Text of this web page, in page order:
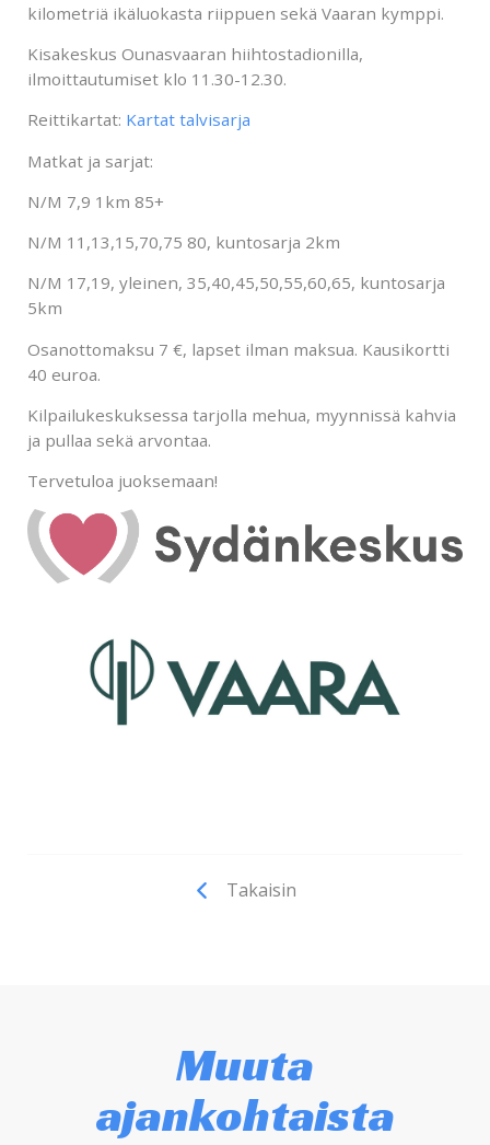
kilometriä ikäluokasta riippuen sekä Vaaran kymppi.
Kisakeskus Ounasvaaran hiihtostadionilla,
ilmoittautumiset klo 11.30-12.30.
Reittikartat: Kartat talvisarja
Matkat ja sarjat:
N/M 7,9 1km 85+
N/M 11,13,15,70,75 80, kuntosarja 2km
N/M 17,19, yleinen, 35,40,45,50,55,60,65, kuntosarja
5km
Osanottomaksu 7 €, lapset ilman maksua. Kausikortti
40 euroa.
Kilpailukeskuksessa tarjolla mehua, myynnissä kahvia
ja pullaa sekä arvontaa.
Tervetuloa juoksemaan!
Takaisin
Muuta
ajankohtaista